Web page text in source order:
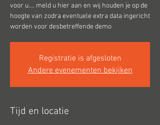
voor u.... meld u hier aan en wij houden je op de
hoogte van zodra eventuele extra data ingericht
worden voor desbetreffende demo
Registratie is afgesloten
Andere evenementen bekijken
Tijd en locatie